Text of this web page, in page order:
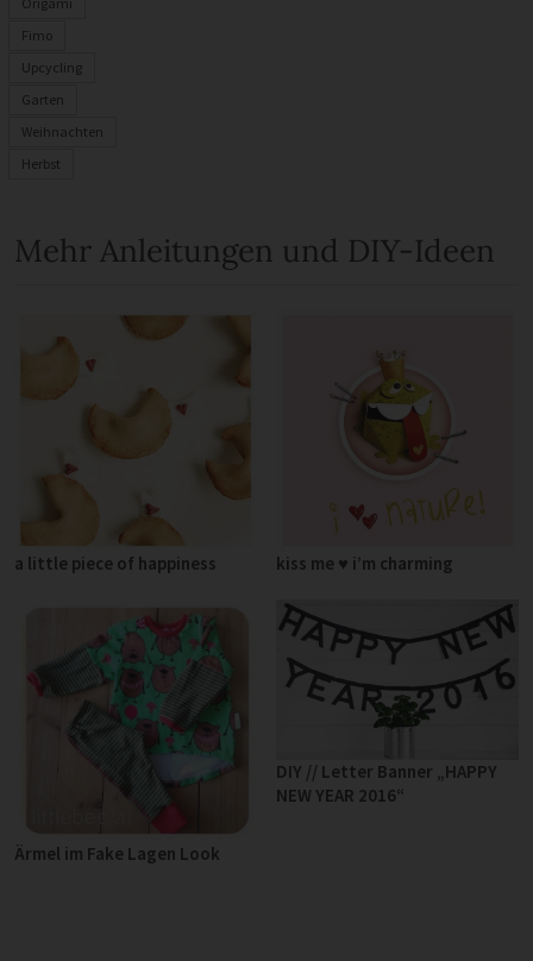
Fimo
Upcycling
Garten
Weihnachten
Herbst
Mehr Anleitungen und DIY-Ideen
a little piece of happiness kiss me ♥ i’m charming
Ärmel im Fake Lagen Look
DIY // Letter Banner „HAPPY
NEW YEAR 2016“